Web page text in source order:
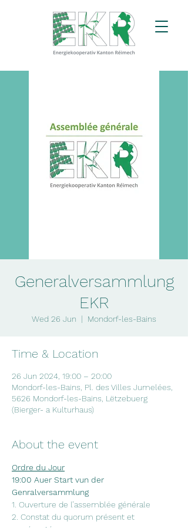
Generalversammlung
EKR
Wed 26 Jun
  |
Mondorf-les-Bains
Time & Location
26 Jun 2024, 19:00 – 20:00
Mondorf-les-Bains, Pl. des Villes Jumelées,
5626 Mondorf-les-Bains, Lëtzebuerg
(Bierger- a Kulturhaus)
About the event
Ordre du Jour
19:00 Auer Start vun der
Genralversammlung
1. Ouverture de l’assemblée générale
2. Constat du quorum présent et